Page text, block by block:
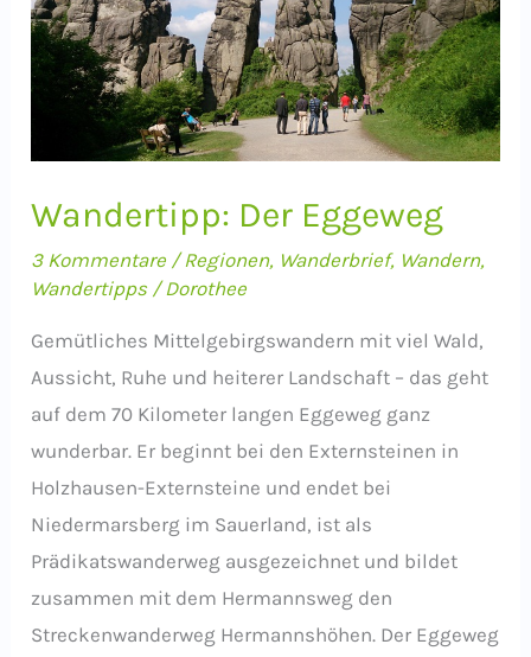
Wandertipp: Der Eggeweg
3 Kommentare /Regionen, Wanderbrief, Wandern,
Wandertipps/Dorothee
Gemütliches Mittelgebirgswandern mit viel Wald,
Aussicht, Ruhe und heiterer Landschaft – das geht
auf dem 70 Kilometer langen Eggeweg ganz
wunderbar. Er beginnt bei den Externsteinen in
Holzhausen-Externsteine und endet bei
Niedermarsberg im Sauerland, ist als
Prädikatswanderweg ausgezeichnet und bildet
zusammen mit dem Hermannsweg den
Streckenwanderweg Hermannshöhen. Der Eggeweg